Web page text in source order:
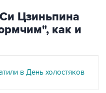
Цзиньпина
как и
в День холостяков